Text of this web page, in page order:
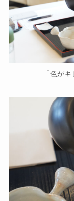
「色が